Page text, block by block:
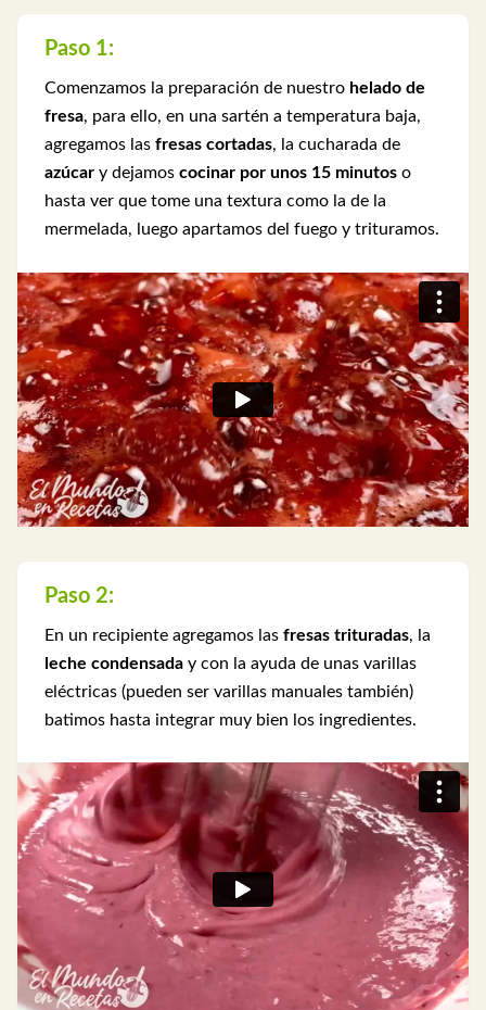
Paso 1:
Comenzamos la preparación de nuestro helado de
fresa, para ello, en una sartén a temperatura baja,
agregamos las fresas cortadas, la cucharada de
azúcar y dejamos cocinar por unos 15 minutos o
hasta ver que tome una textura como la de la
mermelada, luego apartamos del fuego y trituramos.
Paso 2:
En un recipiente agregamos las fresas trituradas, la
leche condensada y con la ayuda de unas varillas
eléctricas (pueden ser varillas manuales también)
batimos hasta integrar muy bien los ingredientes.